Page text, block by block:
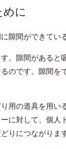
に
隙間ができてい
。隙間があると
のです。隙間を
用の道具を用い
に対して、個人
りにつながります